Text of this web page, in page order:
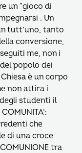
un “gioco di
. Un
tutt’uno, tanto
conversione,
me, non i
popolo dei
è un corpo
non attira i
studenti il
che
di una croce
tra